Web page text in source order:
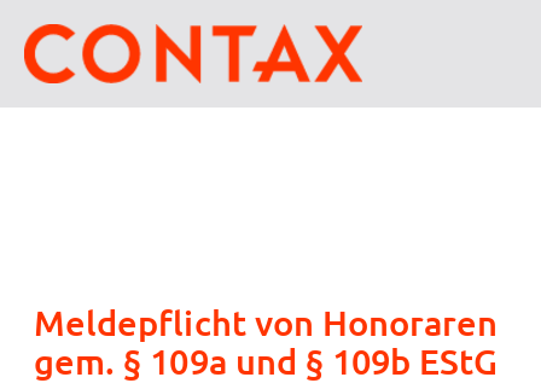
Meldepflicht von Honoraren
gem. § 109a und § 109b EStG